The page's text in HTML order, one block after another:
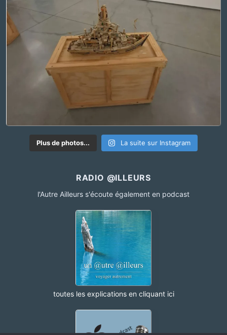
Plus de photos... La suite sur Instagram
RADIO @ILLEURS
l'Autre Ailleurs s'écoute également en podcast
toutes les explications en cliquant ici